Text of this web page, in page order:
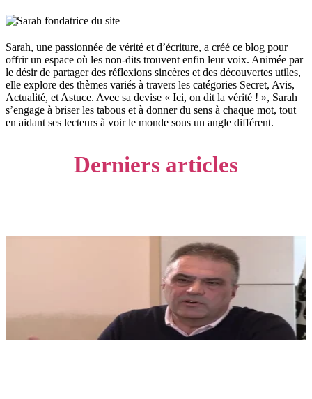
Sarah, une passionnée de vérité et d’écriture, a créé ce blog pour
offrir un espace où les non-dits trouvent enfin leur voix. Animée par
le désir de partager des réflexions sincères et des découvertes utiles,
elle explore des thèmes variés à travers les catégories Secret, Avis,
Actualité, et Astuce. Avec sa devise « Ici, on dit la vérité ! », Sarah
s’engage à briser les tabous et à donner du sens à chaque mot, tout
en aidant ses lecteurs à voir le monde sous un angle différent.
Derniers articles